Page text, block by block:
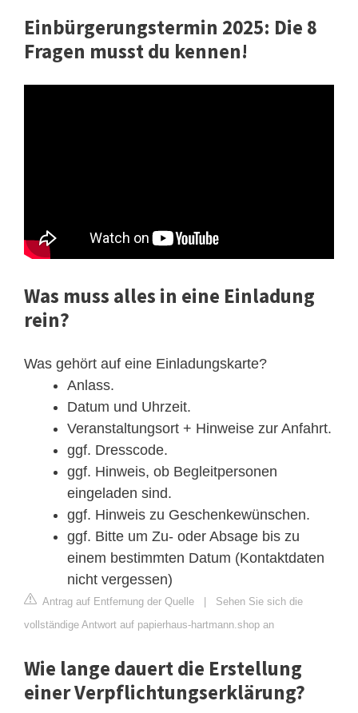
Einbürgerungstermin 2025: Die 8
Fragen musst du kennen!
Was muss alles in eine Einladung
rein?
Was gehört auf eine Einladungskarte?
Anlass.
Datum und Uhrzeit.
Veranstaltungsort + Hinweise zur Anfahrt.
ggf. Dresscode.
ggf. Hinweis, ob Begleitpersonen
eingeladen sind.
ggf. Hinweis zu Geschenkewünschen.
ggf. Bitte um Zu- oder Absage bis zu
einem bestimmten Datum (Kontaktdaten
nicht vergessen)
Antrag auf Entfernung der Quelle | Sehen Sie sich die
vollständige Antwort auf papierhaus-hartmann.shop an
Wie lange dauert die Erstellung
einer Verpflichtungserklärung?